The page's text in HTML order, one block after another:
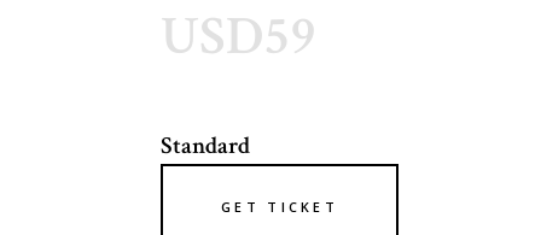
USD59
Standard
GET TICKET